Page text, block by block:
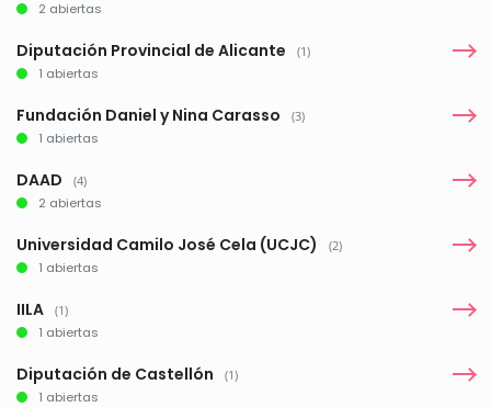
2 abiertas
Diputación Provincial de Alicante (1)
1 abiertas
Fundación Daniel y Nina Carasso (3)
1 abiertas
DAAD (4)
2 abiertas
Universidad Camilo José Cela (UCJC) (2)
1 abiertas
IILA (1)
1 abiertas
Diputación de Castellón (1)
1 abiertas